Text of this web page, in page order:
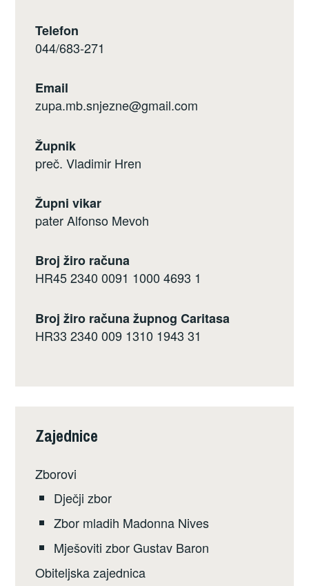
Telefon
044/683-271
Email
zupa.mb.snjezne@gmail.com
Župnik
preč. Vladimir Hren
Župni vikar
pater Alfonso Mevoh
Broj žiro računa
HR45 2340 0091 1000 4693 1
Broj žiro računa župnog Caritasa
HR33 2340 009 1310 1943 31
Zajednice
Zborovi
Dječji zbor
Zbor mladih Madonna Nives
Mješoviti zbor Gustav Baron
Obiteljska zajednica